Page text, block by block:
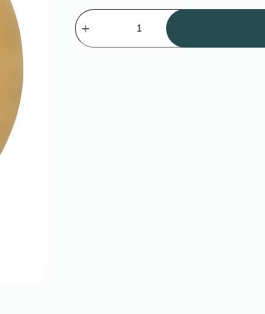
Количество
товара
B2N1000
Пластина